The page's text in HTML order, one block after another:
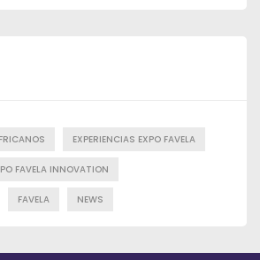
EXPERIENCIAS EXPO FAVELA
FAVELA INNOVATION
FAVELA NEWS